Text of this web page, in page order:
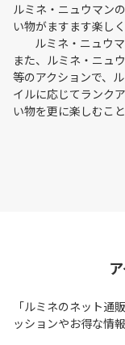
ルミネ・ニュウマン
い物がますます楽し
ルミネ・ニュウ
また、ルミネ・ニュ
等のアクションで、
イルに応じてランク
い物を更に楽しむこ
「ルミネのネット通
ッションやお得な情